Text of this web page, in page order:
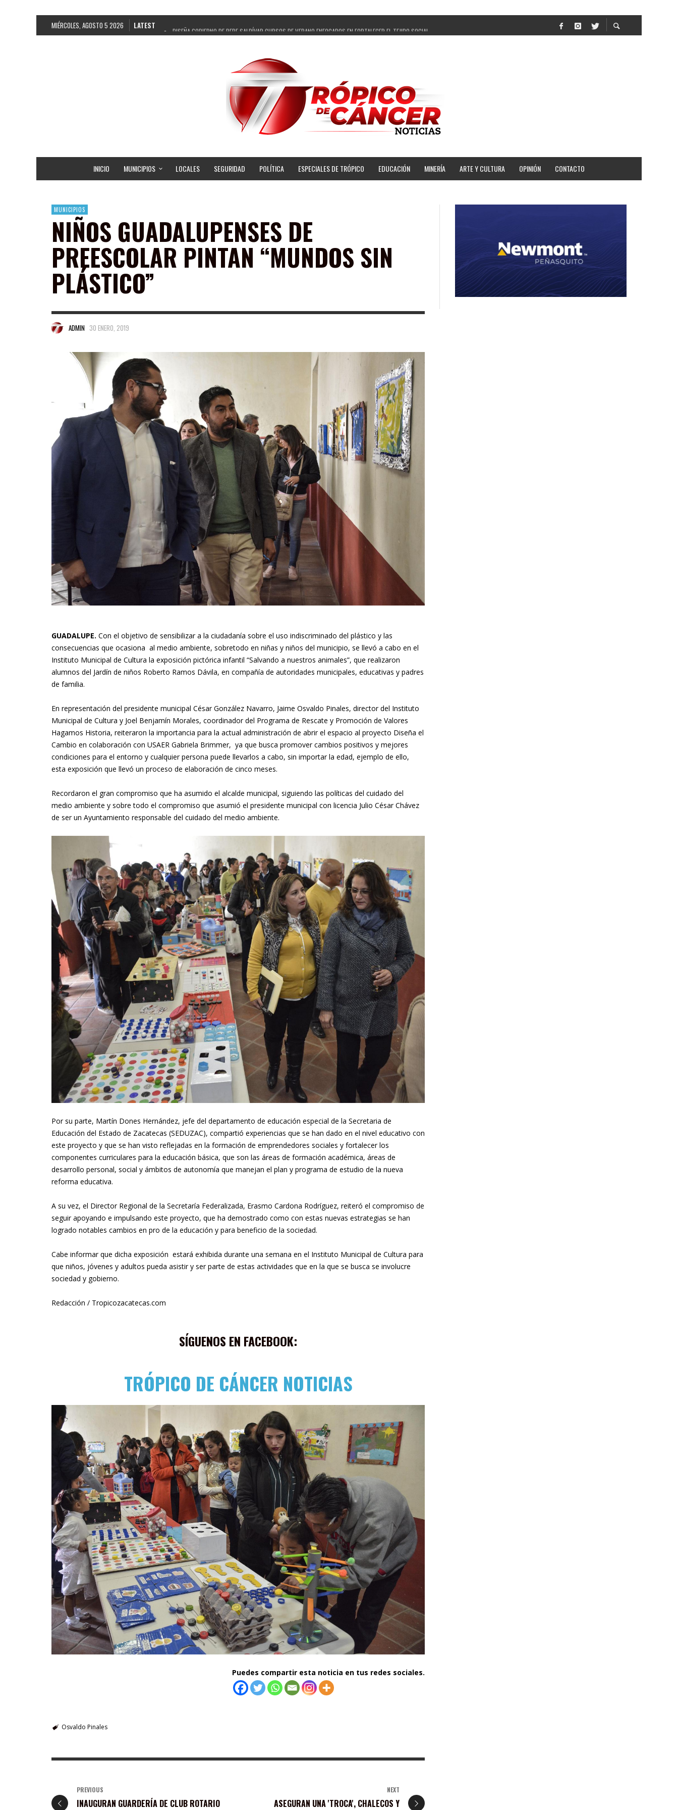
MIÉRCOLES, AGOSTO 5 2026 LATEST
DISEÑA GOBIERNO DE PEPE SALDÍVAR CURSOS DE VERANO ENFOCADOS EN FORTALECER EL TEJIDO SOCIAL
FORTALECE GOBIERNO DE PEPE SALDÍVAR LA EDUCACIÓN EN LA ZACATECANA CON COMODATO DE CENTRO DE BIENESTAR
GOBIERNO DE PEPE SALDÍVAR Y GRUPO FEMSA GENERAN MÁS DE 3 MIL EMPLEOS EN GUADALUPE
CUARTA FERIA EXPO AGROPECUARIA TRAJO BENEFICIO DIRECTO A GUADALUPE: PEPE SALDÍVAR
RECONOCE PEPE SALDÍVAR A ARTISTA ZACATECANA VICTORIA HERNÁNDEZ
SON MUJERES GUADALUPENSES PRINCIPALES BENEFICIADAS DEL PROGRAMA VIVIENDAS PARA EL BIENESTAR
INICIO MUNICIPIOS LOCALES SEGURIDAD POLÍTICA ESPECIALES DE TRÓPICO EDUCACIÓN MINERÍA ARTE Y CULTURA OPINIÓN CONTACTO
MUNICIPIOS
NIÑOS GUADALUPENSES DE
PREESCOLAR PINTAN “MUNDOS SIN
PLÁSTICO”
ADMIN 30 ENERO, 2019
GUADALUPE. Con el objetivo de sensibilizar a la ciudadanía sobre el uso indiscriminado del plástico y las
consecuencias que ocasiona al medio ambiente, sobretodo en niñas y niños del municipio, se llevó a cabo en el
Instituto Municipal de Cultura la exposición pictórica infantil “Salvando a nuestros animales”, que realizaron
alumnos del Jardín de niños Roberto Ramos Dávila, en compañía de autoridades municipales, educativas y padres
de familia.
En representación del presidente municipal César González Navarro, Jaime Osvaldo Pinales, director del Instituto
Municipal de Cultura y Joel Benjamín Morales, coordinador del Programa de Rescate y Promoción de Valores
Hagamos Historia, reiteraron la importancia para la actual administración de abrir el espacio al proyecto Diseña el
Cambio en colaboración con USAER Gabriela Brimmer, ya que busca promover cambios positivos y mejores
condiciones para el entorno y cualquier persona puede llevarlos a cabo, sin importar la edad, ejemplo de ello,
esta exposición que llevó un proceso de elaboración de cinco meses.
Recordaron el gran compromiso que ha asumido el alcalde municipal, siguiendo las políticas del cuidado del
medio ambiente y sobre todo el compromiso que asumió el presidente municipal con licencia Julio César Chávez
de ser un Ayuntamiento responsable del cuidado del medio ambiente.
Por su parte, Martín Dones Hernández, jefe del departamento de educación especial de la Secretaria de
Educación del Estado de Zacatecas (SEDUZAC), compartió experiencias que se han dado en el nivel educativo con
este proyecto y que se han visto reflejadas en la formación de emprendedores sociales y fortalecer los
componentes curriculares para la educación básica, que son las áreas de formación académica, áreas de
desarrollo personal, social y ámbitos de autonomía que manejan el plan y programa de estudio de la nueva
reforma educativa.
A su vez, el Director Regional de la Secretaría Federalizada, Erasmo Cardona Rodríguez, reiteró el compromiso de
seguir apoyando e impulsando este proyecto, que ha demostrado como con estas nuevas estrategias se han
logrado notables cambios en pro de la educación y para beneficio de la sociedad.
Cabe informar que dicha exposición estará exhibida durante una semana en el Instituto Municipal de Cultura para
que niños, jóvenes y adultos pueda asistir y ser parte de estas actividades que en la que se busca se involucre
sociedad y gobierno.
Redacción / Tropicozacatecas.com
SÍGUENOS EN FACEBOOK:
TRÓPICO DE CÁNCER NOTICIAS
Puedes compartir esta noticia en tus redes sociales.
Osvaldo Pinales
PREVIOUS
INAUGURAN GUARDERÍA DE CLUB ROTARIO
NEXT
ASEGURAN UNA 'TROCA', CHALECOS Y